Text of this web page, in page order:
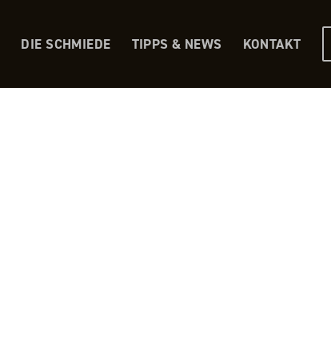
DIE SCHMIEDE TIPPS & NEWS KONTAKT